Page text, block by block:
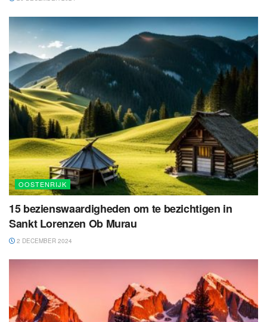
OOSTENRIJK
15 bezienswaardigheden om te bezichtigen in
Sankt Lorenzen Ob Murau
2 DECEMBER 2024